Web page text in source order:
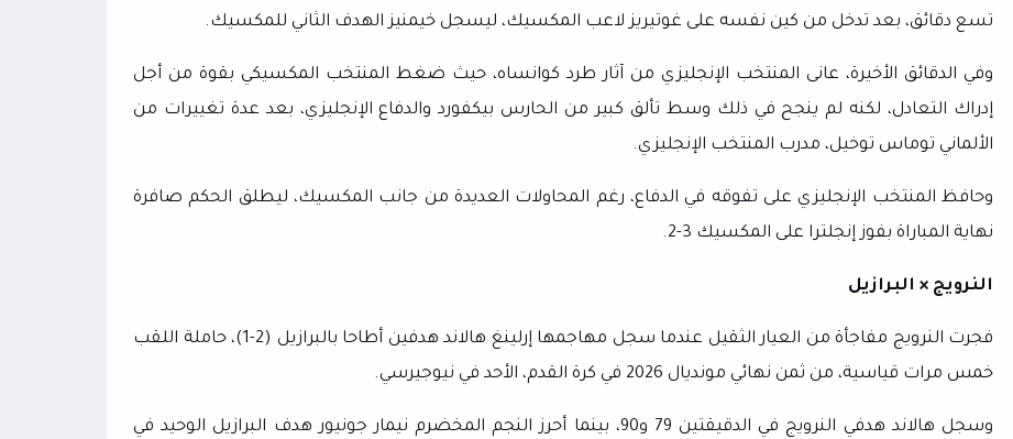
تسع دقائق، بعد تدخل من كين نفسه على غوتيريز لاعب المكسيك، ليسجل خيمنيز الهدف الثاني للمكسيك.
وفي الدقائق الأخيرة، عانى المنتخب الإنجليزي من آثار طرد كوانساه، حيث ضغط المنتخب المكسيكي بقوة من أجل
إدراك التعادل، لكنه لم ينجح في ذلك وسط تألق كبير من الحارس بيكفورد والدفاع الإنجليزي، بعد عدة تغييرات من
الألماني توماس توخيل، مدرب المنتخب الإنجليزي.
وحافظ المنتخب الإنجليزي على تفوقه في الدفاع، رغم المحاولات العديدة من جانب المكسيك، ليطلق الحكم صافرة
نهاية المباراة بفوز إنجلترا على المكسيك 3-2.
النرويج × البرازيل
فجرت النرويج مفاجأة من العيار الثقيل عندما سجل مهاجمها إرلينغ هالاند هدفين أطاحا بالبرازيل (2-1)، حاملة اللقب
خمس مرات قياسية، من ثمن نهائي مونديال 2026 في كرة القدم، الأحد في نيوجيرسي.
وسجل هالاند هدفي النرويج في الدقيقتين 79 و90، بينما أحرز النجم المخضرم نيمار جونيور هدف البرازيل الوحيد في